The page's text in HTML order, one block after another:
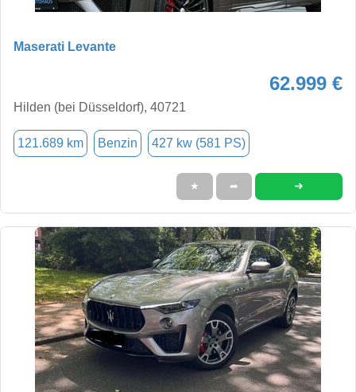
Maserati Levante
62.999 €
Hilden (bei Düsseldorf), 40721
121.689 km Benzin 427 kw (581 PS)
★ ➦ ➜